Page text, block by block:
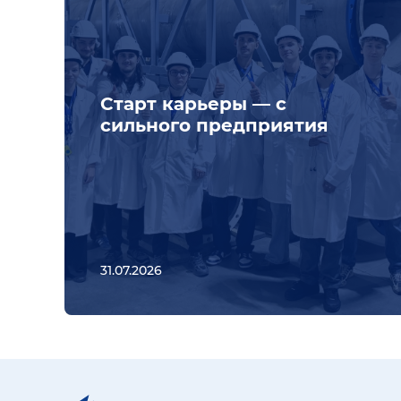
Старт карьеры — с
сильного предприятия
31.07.2026